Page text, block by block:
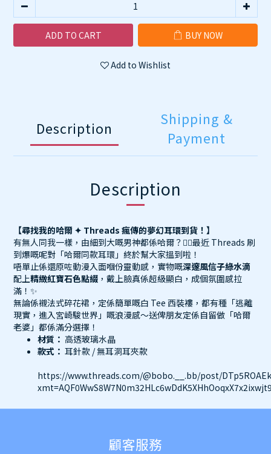
ADD TO CART BUY NOW
Add to Wishlist
Description
Shipping &
Payment
Description
【尋找我的哈爾 ✦ Threads 瘋傳的夢幻耳環到貨！】
有無人同我一樣，由細到大嘅男神都係哈爾？🙋‍♀️最近 Threads 刷
到爆嘅呢對「哈爾同款耳環」終於幫大家搵到啦！
唔單止係還原咗動漫入面嗰份靈動感，實物嘅深邃風信子綠水滴
配上精緻紅寶石色點綴 ，戴上臉真係超級顯白，成個氛圍感拉
滿！✨
無論係襯法式碎花裙，定係簡單嘅白 Tee 西裝褸，都有種「逃離
現實，進入宮崎駿世界」嘅浪漫感～送俾朋友定係自留做「哈爾
老婆」都係滿分選擇！
材質： 高透玻璃水晶
款式： 耳針款 / 無耳洞耳夾款
https://www.threads.com/@bobo.__.bb/post/
顧客服務